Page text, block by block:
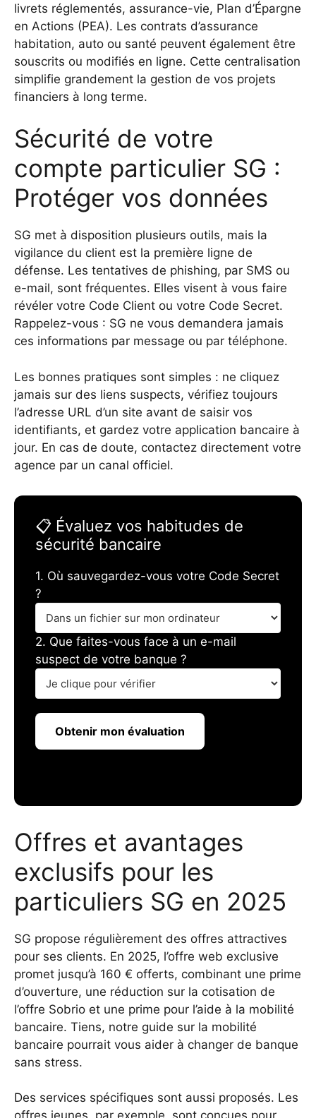
livrets réglementés, assurance-vie, Plan d’Épargne
en Actions (PEA). Les contrats d’assurance
habitation, auto ou santé peuvent également être
souscrits ou modifiés en ligne. Cette centralisation
simplifie grandement la gestion de vos projets
financiers à long terme.
Sécurité de votre
compte particulier SG :
Protéger vos données
SG met à disposition plusieurs outils, mais la
vigilance du client est la première ligne de
défense. Les tentatives de phishing, par SMS ou
e-mail, sont fréquentes. Elles visent à vous faire
révéler votre Code Client ou votre Code Secret.
Rappelez-vous : SG ne vous demandera jamais
ces informations par message ou par téléphone.
Les bonnes pratiques sont simples : ne cliquez
jamais sur des liens suspects, vérifiez toujours
l’adresse URL d’un site avant de saisir vos
identifiants, et gardez votre application bancaire à
jour. En cas de doute, contactez directement votre
agence par un canal officiel.
📋 Évaluez vos habitudes de
sécurité bancaire
1. Où sauvegardez-vous votre Code Secret
?
2. Que faites-vous face à un e-mail
suspect de votre banque ?
Obtenir mon évaluation
Offres et avantages
exclusifs pour les
particuliers SG en 2025
SG propose régulièrement des offres attractives
pour ses clients. En 2025, l’offre web exclusive
promet jusqu’à 160 € offerts, combinant une prime
d’ouverture, une réduction sur la cotisation de
l’offre Sobrio et une prime pour l’aide à la mobilité
bancaire. Tiens, notre guide sur la mobilité
bancaire pourrait vous aider à changer de banque
sans stress.
Des services spécifiques sont aussi proposés. Les